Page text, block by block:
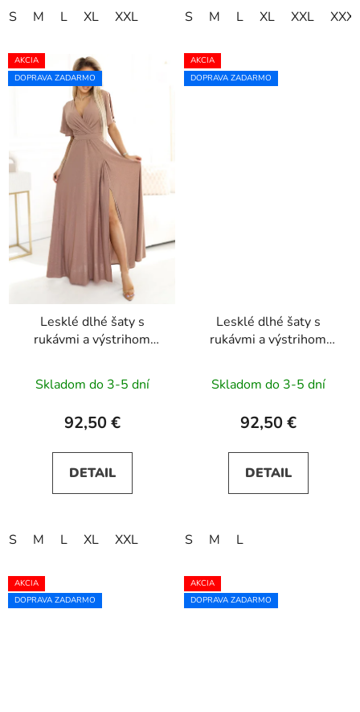
S M L XL XXL S M L XL XXL
AKCIA
DOPRAVA ZADARMO
Lesklé dlhé šaty s
rukávmi a výstrihom
s trblietkami
Skladom do 3-5 dní
92,50 €
DETAIL
S M L XL XXL
AKCIA
DOPRAVA ZADARMO
Lesklé dlhé šaty s
rukávmi a výstrihom
tmavomodré s
trblietkami
Skladom do 3-5 dní
92,50 €
DETAIL
S M L
AKCIA
DOPRAVA ZADARMO
AKCIA
DOPRAVA ZADARMO